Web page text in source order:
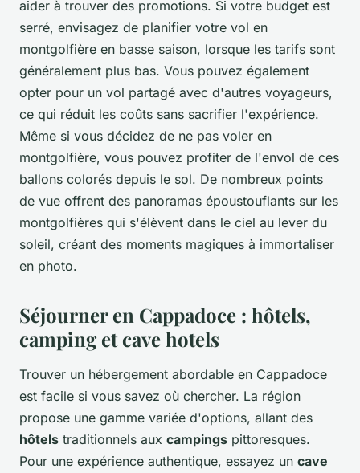
aider à trouver des promotions. Si votre budget est
serré, envisagez de planifier votre vol en
montgolfière en basse saison, lorsque les tarifs sont
généralement plus bas. Vous pouvez également
opter pour un vol partagé avec d'autres voyageurs,
ce qui réduit les coûts sans sacrifier l'expérience.
Même si vous décidez de ne pas voler en
montgolfière, vous pouvez profiter de l'envol de ces
ballons colorés depuis le sol. De nombreux points
de vue offrent des panoramas époustouflants sur les
montgolfières qui s'élèvent dans le ciel au lever du
soleil, créant des moments magiques à immortaliser
en photo.
Séjourner en Cappadoce : hôtels,
camping et cave hotels
Trouver un hébergement abordable en Cappadoce
est facile si vous savez où chercher. La région
propose une gamme variée d'options, allant des
hôtels traditionnels aux campings pittoresques.
Pour une expérience authentique, essayez un cave